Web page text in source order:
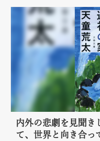
内外の悲劇を見聞き
て、世界と向き合っ